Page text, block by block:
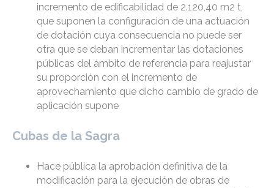
incremento de edificabilidad de 2.120,40 m2 t,
que suponen la configuración de una actuación
de dotación cuya consecuencia no puede ser
otra que se deban incrementar las dotaciones
públicas del ámbito de referencia para reajustar
su proporción con el incremento de
aprovechamiento que dicho cambio de grado de
aplicación supone
Cubas de la Sagra
Hace pública la aprobación definitiva de la
modificación para la ejecución de obras de